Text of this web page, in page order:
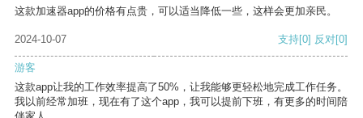
这款加速器app的价格有点贵，可以适当降低一些，这样会更加亲民。
2024-10-07 支持[0] 反对[0]
游客
这款app让我的工作效率提高了50%，让我能够更轻松地完成工作任务。
我以前经常加班，现在有了这个app，我可以提前下班，有更多的时间陪